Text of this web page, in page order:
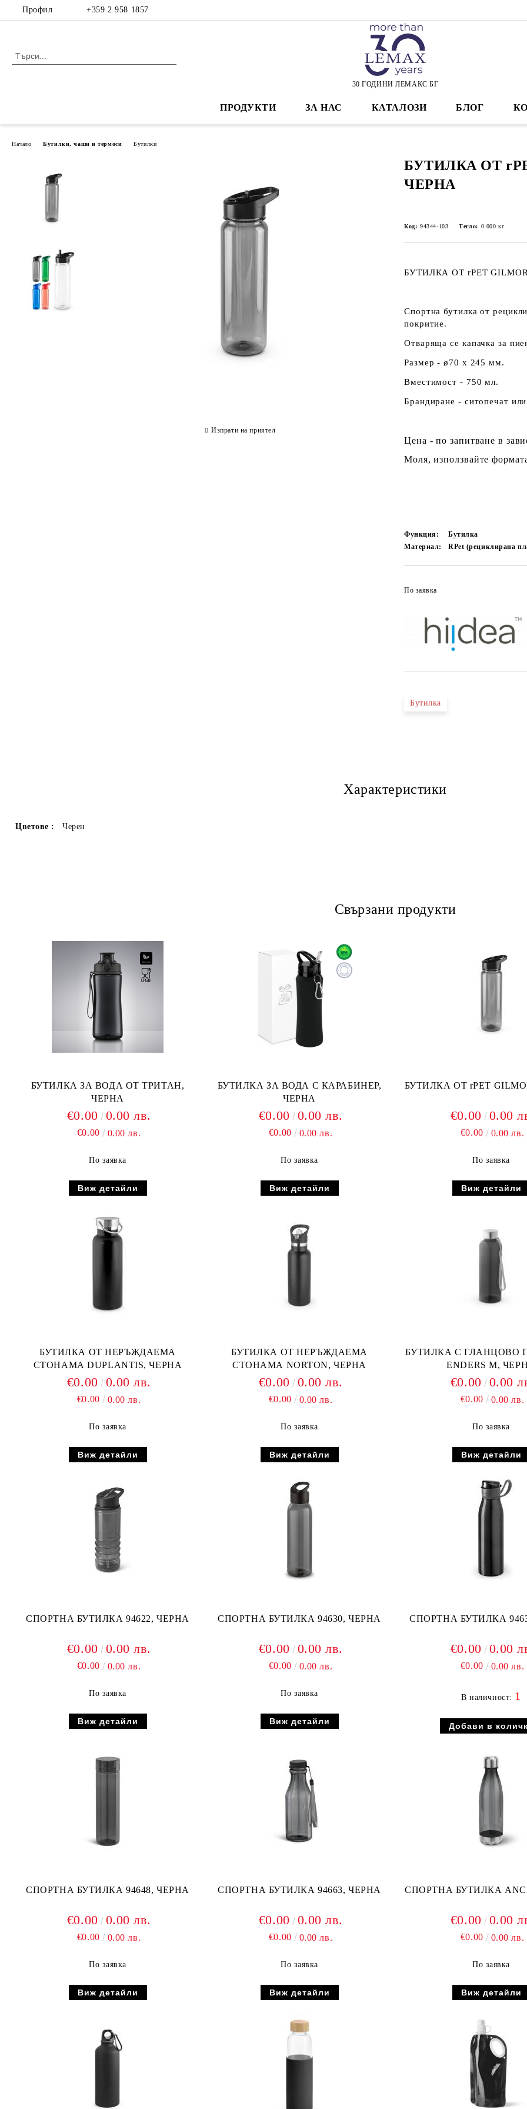
Профил +359 2 958 1857
30 ГОДИНИ ЛЕМАКС БГ
ПРОДУКТИ ЗА НАС КАТАЛОЗИ БЛОГ
Начало Бутилки, чаши и термоси Бутилки
БУТИЛКА ОТ
ЧЕРНА
Код: 94344-103 Тегло: 0.000 кг
БУТИЛКА ОТ rPET
Спортна бутилка от
покритие.
Отваряща се капачка за
Размер - ø70 x 245 мм.
Вместимост - 750 мл.
Брандиране - ситопечат
Цена - по запитване в
Моля, използвайте
Функция:
Бутилка
Материал:
RPet (рециклирана
По заявка
Бутилка
Изпрати на приятел
Характеристики
Цветове : Черен
Свързани продукти
БУТИЛКА ЗА ВОДА ОТ ТРИТАН,
ЧЕРНА
€0.00 0.00 лв.
€0.00 0.00 лв.
По заявка
Виж детайли
БУТИЛКА ЗА ВОДА С КАРАБИНЕР,
ЧЕРНА
€0.00 0.00 лв.
€0.00 0.00 лв.
По заявка
Виж детайли
БУТИЛКА ОТ rPET
€0.00 0.00
€0.00 0.00 лв.
По заявка
Виж детайли
БУТИЛКА ОТ НЕРЪЖДАЕМА
СТОНАМА DUPLANTIS, ЧЕРНА
€0.00 0.00 лв.
€0.00 0.00 лв.
По заявка
Виж детайли
БУТИЛКА ОТ НЕРЪЖДАЕМА
СТОНАМА NORTON, ЧЕРНА
€0.00 0.00 лв.
€0.00 0.00 лв.
По заявка
Виж детайли
БУТИЛКА С ГЛАНЦОВО
ENDERS M,
€0.00 0.00
€0.00 0.00 лв.
По заявка
Виж детайли
СПОРТНА БУТИЛКА 94622, ЧЕРНА
€0.00 0.00 лв.
€0.00 0.00 лв.
По заявка
Виж детайли
СПОРТНА БУТИЛКА 94630, ЧЕРНА
€0.00 0.00 лв.
€0.00 0.00 лв.
По заявка
Виж детайли
СПОРТНА БУТИЛКА
€0.00 0.00
€0.00 0.00 лв.
В наличност: 1
СПОРТНА БУТИЛКА 94648, ЧЕРНА
€0.00 0.00 лв.
€0.00 0.00 лв.
По заявка
Виж детайли
СПОРТНА БУТИЛКА 94663, ЧЕРНА
€0.00 0.00 лв.
€0.00 0.00 лв.
По заявка
Виж детайли
СПОРТНА БУТИЛКА
€0.00 0.00
€0.00 0.00 лв.
По заявка
Виж детайли